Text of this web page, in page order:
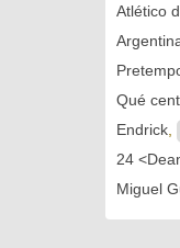
Atlético
Qué
Endrick
24
Miguel